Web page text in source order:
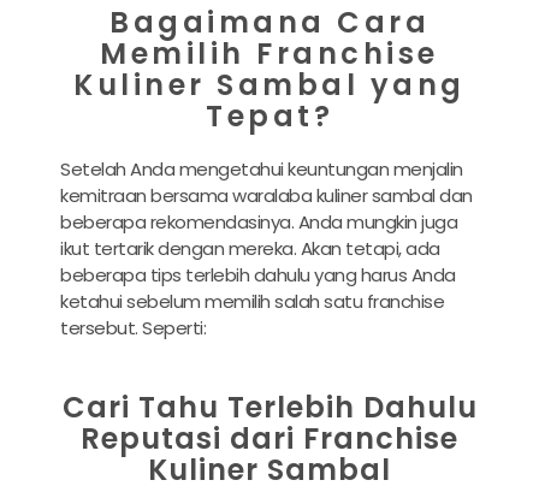
Bagaimana Cara
Memilih Franchise
Kuliner Sambal yang
Tepat?
Setelah Anda mengetahui keuntungan menjalin
kemitraan bersama waralaba kuliner sambal dan
beberapa rekomendasinya. Anda mungkin juga
ikut tertarik dengan mereka. Akan tetapi, ada
beberapa tips terlebih dahulu yang harus Anda
ketahui sebelum memilih salah satu franchise
tersebut. Seperti:
Cari Tahu Terlebih Dahulu
Reputasi dari Franchise
Kuliner Sambal